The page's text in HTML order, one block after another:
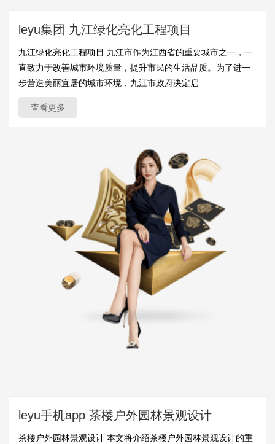
leyu集团 九江绿化亮化工程项目
九江绿化亮化工程项目 九江市作为江西省的重要城市之一，一
直致力于改善城市环境质量，提升市民的生活品质。为了进一
步营造美丽宜居的城市环境，九江市政府决定启
查看更多
leyu手机app 茶楼户外园林景观设计
茶楼户外园林景观设计 本文将介绍茶楼户外园林景观设计的重